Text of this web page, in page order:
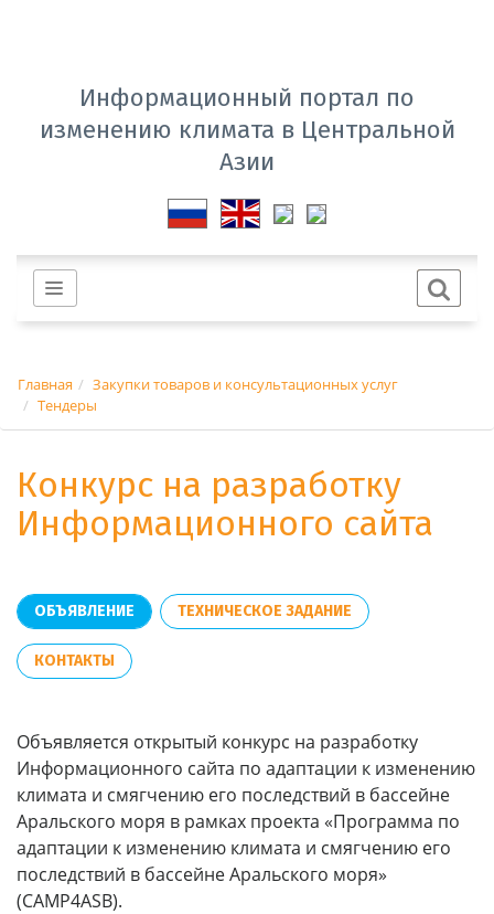
Информационный портал по
изменению климата в Центральной
Азии
Главная
Закупки товаров и консультационных услуг
Тендеры
Конкурс на разработку
Информационного сайта
ОБЪЯВЛЕНИЕ ТЕХНИЧЕСКОЕ ЗАДАНИЕ
КОНТАКТЫ
Объявляется открытый конкурс на разработку
Информационного сайта по адаптации к изменению
климата и смягчению его последствий в бассейне
Аральского моря в рамках проекта «Программа по
адаптации к изменению климата и смягчению его
последствий в бассейне Аральского моря»
(CAMP4ASB).